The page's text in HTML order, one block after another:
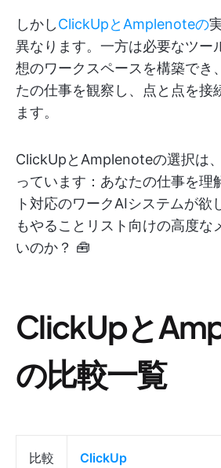
しかしClickUpとAmplenoteの
異なります。一方は必要なツー
想のワークスペースを構築でき
たの仕事を観察し、点と点を接
ます。
ClickUpとAmplenoteの選択は
っています：あなたの仕事を理
ト対応のワークAIシステムが欲
もやることリスト向けの高度な
いのか？ 🧰
ClickUpと
の比較一覧
比較
ClickUp